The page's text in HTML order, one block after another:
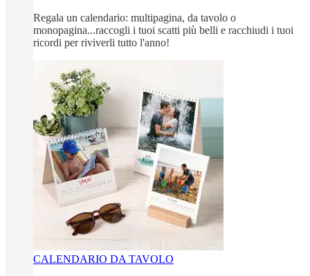
Regala un calendario: multipagina, da tavolo o
monopagina...raccogli i tuoi scatti più belli e racchiudi i tuoi
ricordi per riviverli tutto l'anno!
CALENDARIO DA TAVOLO